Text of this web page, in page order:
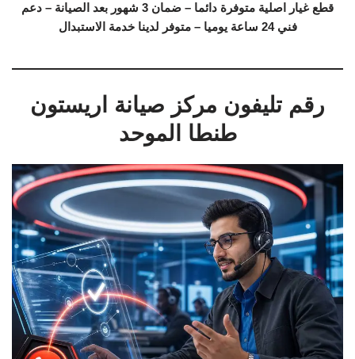
قطع غيار اصلية متوفرة دائما – ضمان 3 شهور بعد الصيانة – دعم
فني 24 ساعة يوميا – متوفر لدينا خدمة الاستبدال
رقم تليفون مركز صيانة اريستون
طنطا الموحد